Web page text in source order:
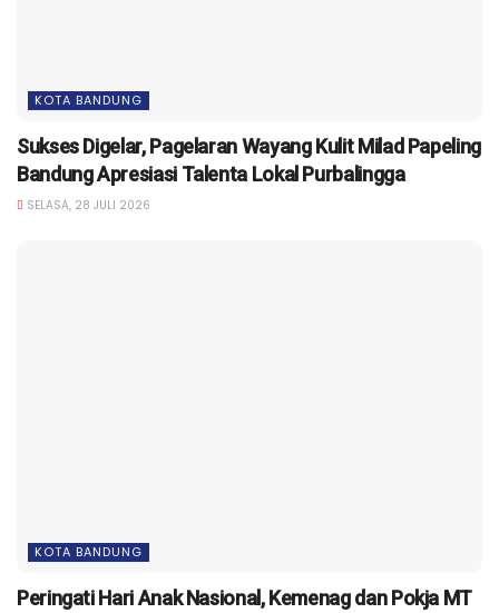
KOTA BANDUNG
Sukses Digelar, Pagelaran Wayang Kulit Milad Papeling
Bandung Apresiasi Talenta Lokal Purbalingga
SELASA, 28 JULI 2026
KOTA BANDUNG
Peringati Hari Anak Nasional, Kemenag dan Pokja MT